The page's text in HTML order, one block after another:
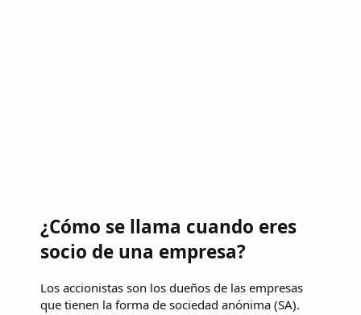
¿Cómo se llama cuando eres
socio de una empresa?
Los accionistas son los dueños de las empresas
que tienen la forma de sociedad anónima (SA).